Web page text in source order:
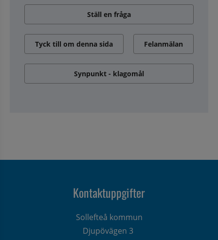
Ställ en fråga
Tyck till om denna sida Felanmälan
Synpunkt - klagomål
Kontaktuppgifter
Sollefteå kommun
Djupövägen 3